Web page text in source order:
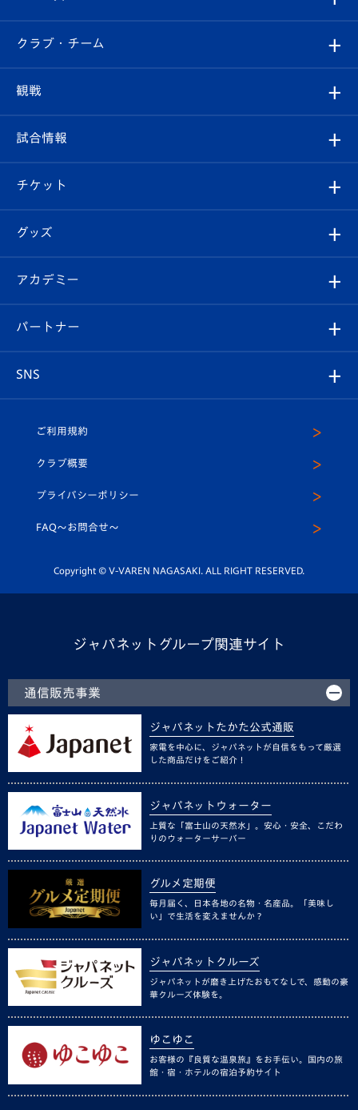
すべて
クラブ
試合情報
チケット
イベント
メディア
ホームタウン
クラブ・チーム
クラブ概要
エンブレム紹介
スタッフプロフィール
マスコット紹介
平和祈念活動
ホームタウン活動
観戦
観戦ルール
はじめての観戦ガイド
Revive Team
ヴィヴィくんの長崎おもてなしガイド
試合情報
試合日程/結果
フォトギャラリー
スタジアムグルメ
チケット
チケット
V-LOVERS（ファンクラブ）
プレイヤーズスイート
グッズ
オンラインショップ
店舗情報
アカデミー
育成からのお知らせ
U-18
スクール
パートナー
SNS
ヴィヴィくんインスタグラム
公式LINE＠
ご利用規約
クラブ概要
プライバシーポリシー
FAQ〜お問合せ〜
Copyright © V-VAREN NAGASAKI. ALL RIGHT RESERVED.
ジャパネットグループ関連サイト
通信販売事業
ジャパネットたかた公式通販
家電を中心に、ジャパネットが自信をもって厳選
した商品だけをご紹介！
ジャパネットウォーター
上質な「富士山の天然水」。安心・安全、こだわ
りのウォーターサーバー
グルメ定期便
毎月届く、日本各地の名物・名産品。「美味し
い」で生活を変えませんか？
ジャパネットクルーズ
ジャパネットが磨き上げたおもてなしで、感動の豪
華クルーズ体験を。
ゆこゆこ
お客様の『良質な温泉旅』をお手伝い。国内の旅
館・宿・ホテルの宿泊予約サイト